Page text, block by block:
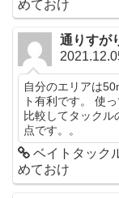
めておけ
通りすが
自分のエリアは
ト有利です。 使
比較してタックル
点です。。
ベイトタック
めておけ